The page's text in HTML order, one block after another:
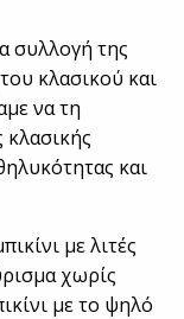
συλλογή της
κλασικού και
να τη
και
με λιτές
χωρίς
με το ψηλό